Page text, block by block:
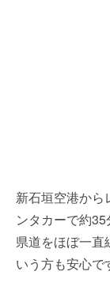
新石垣空港から
ンタカーで約35
県道をほぼ一直
いう方も安心で